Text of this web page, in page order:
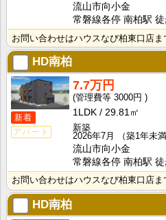
流山市向小金
常磐線各停 南柏駅
お問い合わせはハウスなび柏東口店
HD南柏
新着
アパート
7.7万円
3000円
1LDK
29.81㎡
新築
2026年7月
（築1年未満
流山市向小金
常磐線各停 南柏駅
お問い合わせはハウスなび柏東口店
HD南柏